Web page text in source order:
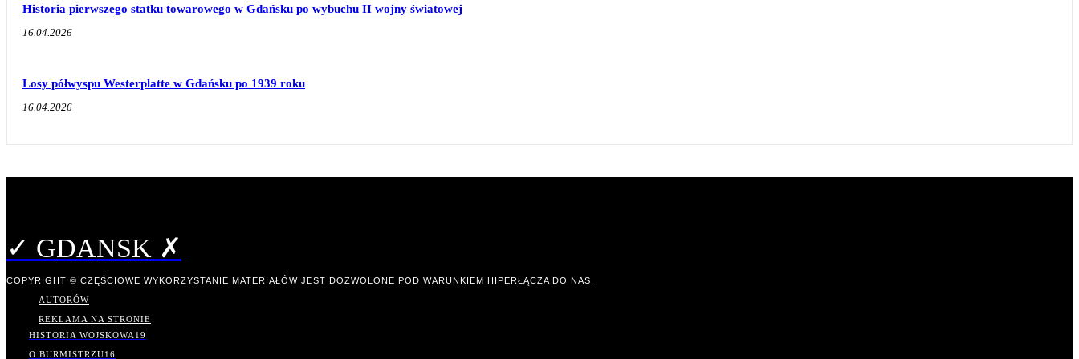
Historia pierwszego statku towarowego w Gdańsku po wybuchu II wojny światowej
16.04.2026
Losy półwyspu Westerplatte w Gdańsku po 1939 roku
16.04.2026
✓ GDANSK ✗
COPYRIGHT © CZĘŚCIOWE WYKORZYSTANIE MATERIAŁÓW JEST DOZWOLONE POD WARUNKIEM HIPERŁĄCZA DO NAS.
AUTORÓW
REKLAMA NA STRONIE
HISTORIA WOJSKOWA 19
O BURMISTRZU16